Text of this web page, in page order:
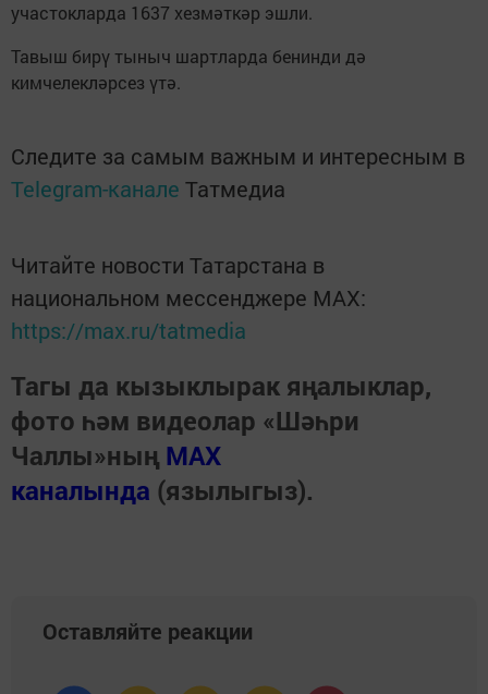
участокларда 1637 хезмәткәр эшли.
Тавыш бирү тыныч шартларда бенинди дә
кимчелекләрсез үтә.
Следите за самым важным и интересным в
Telegram-канале Татмедиа
Читайте новости Татарстана в
национальном мессенджере MАХ:
https://max.ru/tatmedia
Тагы да кызыклырак яңалыклар,
фото һәм видеолар «Шәһри
Чаллы»ның MAX
каналында (язылыгыз).
Оставляйте реакции